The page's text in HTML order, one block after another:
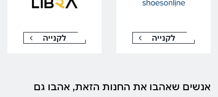
לקנייה לקנייה
אנשים שאהבו את החנות הזאת, אהבו גם